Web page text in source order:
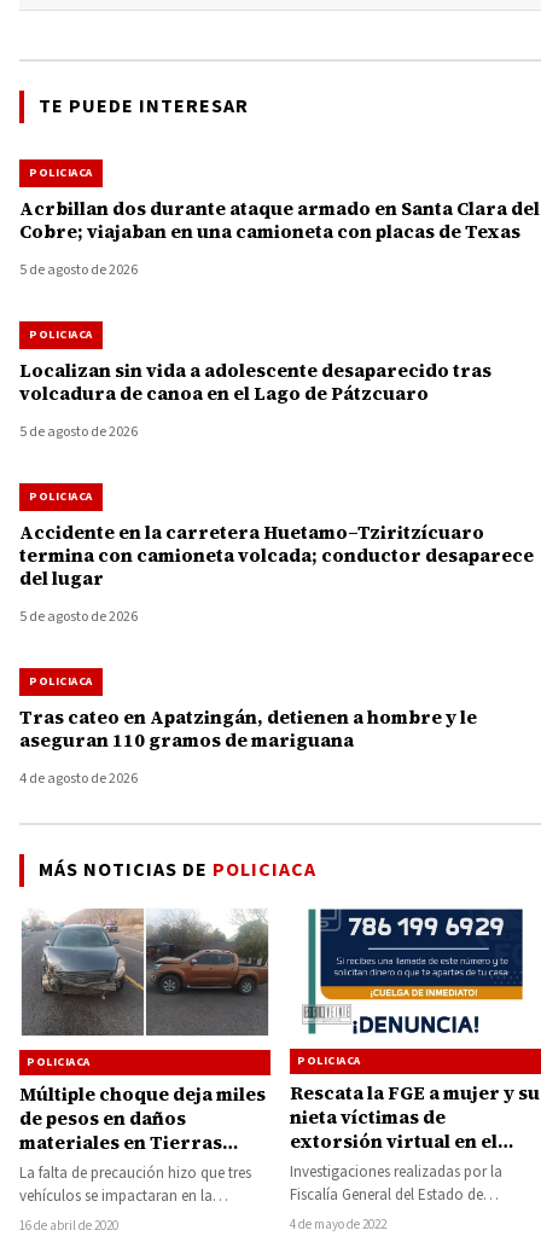
TE PUEDE INTERESAR
POLICIACA
Acrbillan dos durante ataque armado en Santa Clara del
Cobre; viajaban en una camioneta con placas de Texas
5 de agosto de 2026
POLICIACA
Localizan sin vida a adolescente desaparecido tras
volcadura de canoa en el Lago de Pátzcuaro
5 de agosto de 2026
POLICIACA
Accidente en la carretera Huetamo–Tziritzícuaro
termina con camioneta volcada; conductor desaparece
del lugar
5 de agosto de 2026
POLICIACA
Tras cateo en Apatzingán, detienen a hombre y le
aseguran 110 gramos de mariguana
4 de agosto de 2026
MÁS NOTICIAS DE POLICIACA
POLICIACA
Múltiple choque deja miles
de pesos en daños
materiales en Tierras
Blancas
La falta de precaución hizo que tres
vehículos se impactaran en la
carretera federal 51 Huetamo –
16 de abril de 2020
POLICIACA
Rescata la FGE a mujer y su
nieta víctimas de
extorsión virtual en el
municipio de Juárez
Investigaciones realizadas por la
Fiscalía General del Estado de
Michoacán (FGE), permitieron
4 de mayo de 2022